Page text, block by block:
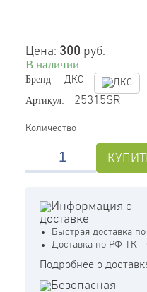
Цена: 300 руб.
В наличии
Бренд ДКС
Артикул: 25315SR
Количество
Быстрая доставка
Доставка по РФ ТК -
Подробнее о